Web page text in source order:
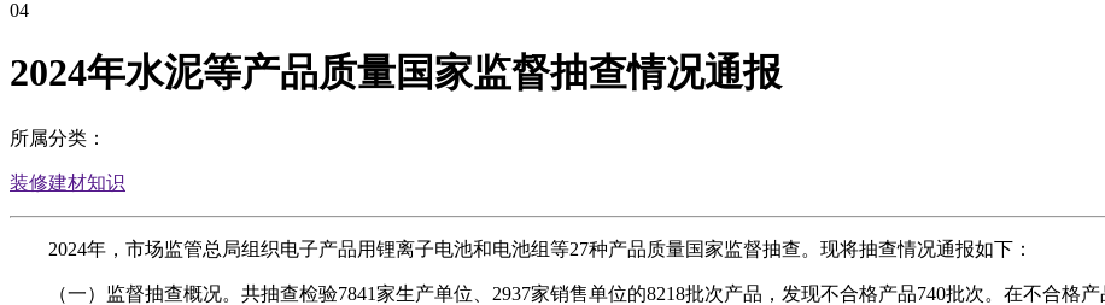
04
2024年水泥等产品质量国家监督抽查情况通报
所属分类：
装修建材知识
2024年，市场监管总局组织电子产品用锂离子电池和电池组等27种产品质量国家监督抽查。现将抽查情况通报如下：
（一）监督抽查概况。共抽查检验7841家生产单位、2937家销售单位的8218批次产品，发现不合格产品740批次。在不合格